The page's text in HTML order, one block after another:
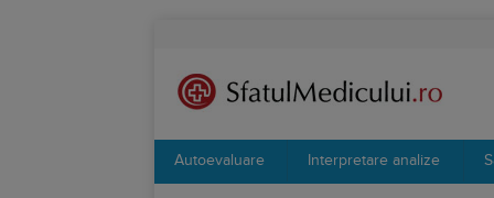
Autoevaluare Interpretare analize